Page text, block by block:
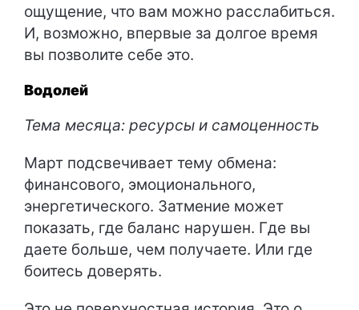
ощущение, что вам можно расслабиться.
И, возможно, впервые за долгое время
вы позволите себе это.
Водолей
Тема месяца: ресурсы и самоценность
Март подсвечивает тему обмена:
финансового, эмоционального,
энергетического. Затмение может
показать, где баланс нарушен. Где вы
даете больше, чем получаете. Или где
боитесь доверять.